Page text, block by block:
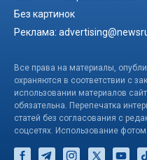
Без картинок
Реклама:
Все права на материалы,
охраняются в соответствии с
использовании материалов
обязательна. Перепечатка
статей без согласования с
соцсетях. Использование